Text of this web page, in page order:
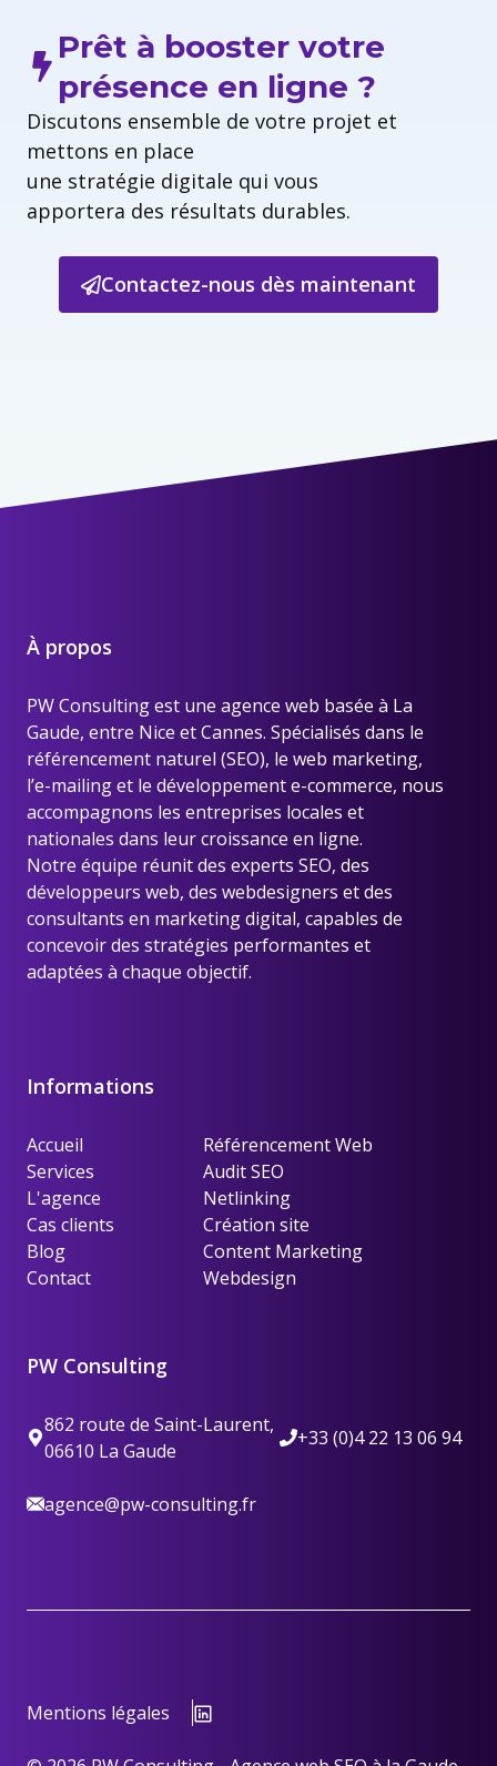
Prêt à booster votre
présence en ligne ?
Discutons ensemble de votre projet et
mettons en place
une stratégie digitale qui vous
apportera des résultats durables.
Contactez-nous dès maintenant
À propos
PW Consulting est une agence web basée à La
Gaude, entre Nice et Cannes. Spécialisés dans le
référencement naturel (SEO), le web marketing,
l’e-mailing et le développement e-commerce, nous
accompagnons les entreprises locales et
nationales dans leur croissance en ligne.
Notre équipe réunit des experts SEO, des
développeurs web, des webdesigners et des
consultants en marketing digital, capables de
concevoir des stratégies performantes et
adaptées à chaque objectif.
Informations
Accueil
Services
L'agence
Cas clients
Blog
Contact
Référencement Web
Audit SEO
Netlinking
Création site
Content Marketing
Webdesign
PW Consulting
862 route de Saint-Laurent,
06610 La Gaude
+33 (0)4 22 13 06 94
agence@pw-consulting.fr
Mentions légales